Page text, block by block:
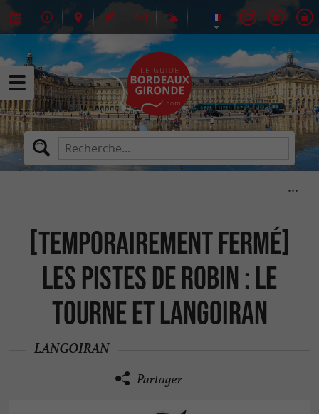
[temporairement fermé]
Les Pistes de Robin : Le
Tourne et Langoiran
LANGOIRAN
Partager